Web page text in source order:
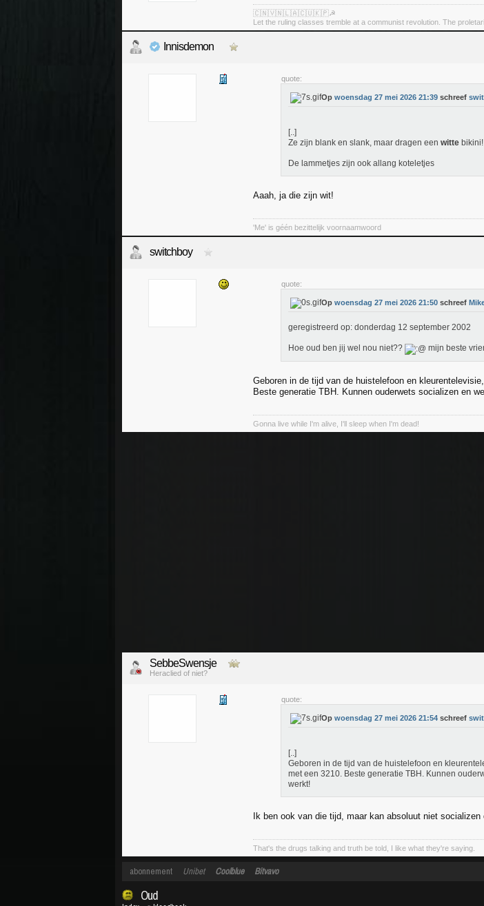
🇨🇳🇻🇳🇱🇦🇨🇺🇰🇵☭
Let the ruling classes tremble at a communist revolution. The
Innisdemon
quote:
Op woensdag 27 mei 2026 21:39 schreef
[..]
Ze zijn blank en slank, maar dragen een witte bikini!
De lammetjes zijn ook allang koteletjes
Aaah, ja die zijn wit!
'Me' is géén bezittelijk voornaamwoord
switchboy
quote:
Op woensdag 27 mei 2026 21:50 schreef
geregistreerd op: donderdag 12 september 2002
Hoe oud ben jij wel nou niet?? mijn beste
Geboren in de tijd van de huistelefoon en
Beste generatie TBH. Kunnen ouderwets socializen en
Gonna live while I'm alive, I'll sleep when I'm dead!
SebbeSwensje
Heraclied of niet?
quote:
Op woensdag 27 mei 2026 21:54 schreef
[..]
Geboren in de tijd van de huistelefoon en
met een 3210. Beste generatie TBH. Kunnen
werkt!
Ik ben ook van die tijd, maar kan absoluut niet
That's the drugs talking and truth be told, I like what they're saying.
abonnement Unibet Coolblue Bitvavo
Oud